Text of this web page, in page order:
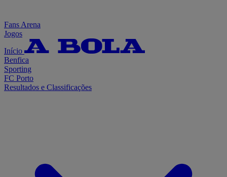
Fans Arena
Jogos
Início
Benfica
Sporting
FC Porto
Resultados e Classificações